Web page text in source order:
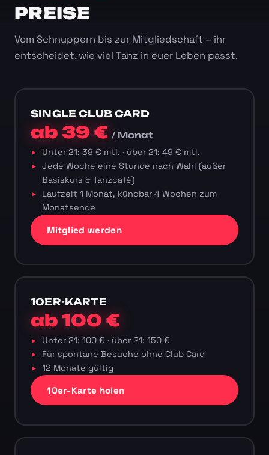
PREISE
Vom Schnuppern bis zur Mitgliedschaft – ihr
entscheidet, wie viel Tanz in euer Leben passt.
SINGLE CLUB CARD
ab 39 €/ Monat
Unter 21: 39 € mtl. · über 21: 49 € mtl.
Jede Woche eine Stunde nach Wahl (außer
Basiskurs & Tanzcafé)
Laufzeit 1 Monat, kündbar 4 Wochen zum
Monatsende
Mitglied werden
10ER-KARTE
ab 100 €
Unter 21: 100 € · über 21: 150 €
Für spontane Besuche ohne Club Card
12 Monate gültig
10er-Karte holen